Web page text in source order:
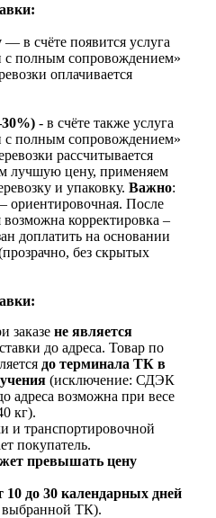
— в счёте появится услуга
с полным сопровождением»
оплачивается
- в счёте также услуга
с полным сопровождением»
рассчитывается
лучшую цену, применяем
и упаковку. Важно:
ориентировочная. После
корректировка –
доплатить на основании
без скрытых
заказе не является
до адреса. Товар по
до терминала ТК в
(исключение: СДЭК
адреса возможна при весе
кг).
и транспортировочной
покупатель.
превышать цену
10 до 30 календарных дней
выбранной ТК).